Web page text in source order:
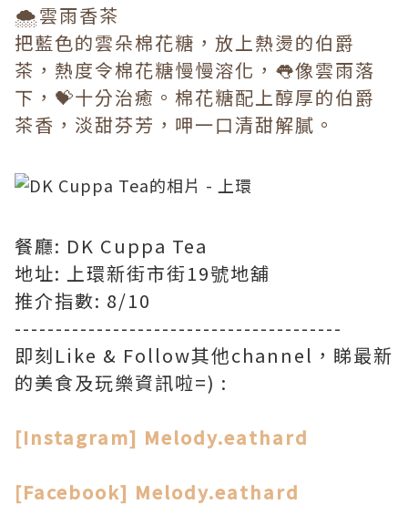
🌨雲雨香茶
把藍色的雲朵棉花糖，放上熱燙的伯爵
茶，熱度令棉花糖慢慢溶化，👅像雲雨落
下，💝十分治癒。棉花糖配上醇厚的伯爵
茶香，淡甜芬芳，呷一口清甜解膩。
餐廳: DK Cuppa Tea
地址: 上環新街市街19號地舖
推介指數: 8/10
----------------------------------------
即刻Like & Follow其他channel，睇最新
的美食及玩樂資訊啦=) :
[Instagram] Melody.eathard
[Facebook] Melody.eathard